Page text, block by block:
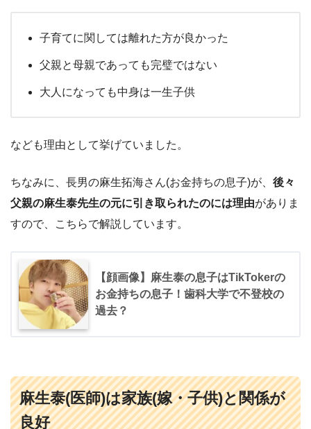
子育てに関しては離れた方が良かった
父親と母親であっても完璧ではない
大人になっても中身は一生子供
なども理由として挙げていました。
ちなみに、長男の麻生拓海さん(お金持ちの息子)が、 後々
父親の麻生泰先生の元に引き取られたのには理由がありま
すので、こちらで解説しています。
【顔画像】麻生泰の息子はTikTokerの
お金持ちの息子！歯科大学で不登校の
過去？
麻生泰(医師)は家族(嫁・子供)と関係が
良好